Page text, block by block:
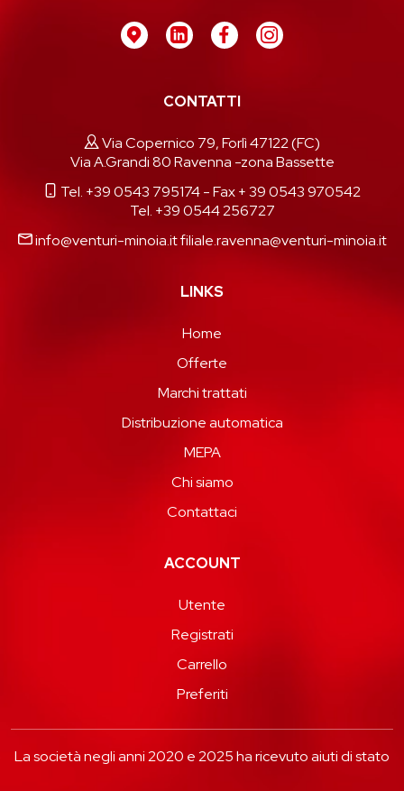
CONTATTI
Via Copernico 79, Forlì 47122 (FC)
Via A.Grandi 80 Ravenna -zona Bassette
Tel. +39 0543 795174- Fax + 39 0543 970542
Tel. +39 0544 256727
info@venturi-minoia.itfiliale.ravenna@venturi-minoia.it
LINKS
Home
Offerte
Marchi trattati
Distribuzione automatica
MEPA
Chi siamo
Contattaci
ACCOUNT
Utente
Registrati
Carrello
Preferiti
La società negli anni 2020 e 2025 ha ricevuto aiuti di stato